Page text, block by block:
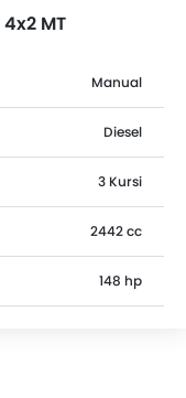
Cab GLX
kenyamanan
terdekat
Traga Box
DSL High AT.
Rp 63,27 Juta
MT
Manual
Diesel
3 Kursi
2442 cc
148 hp